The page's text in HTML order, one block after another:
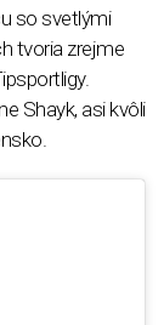
so svetlými
tvoria zrejme
Shayk, asi kvôli